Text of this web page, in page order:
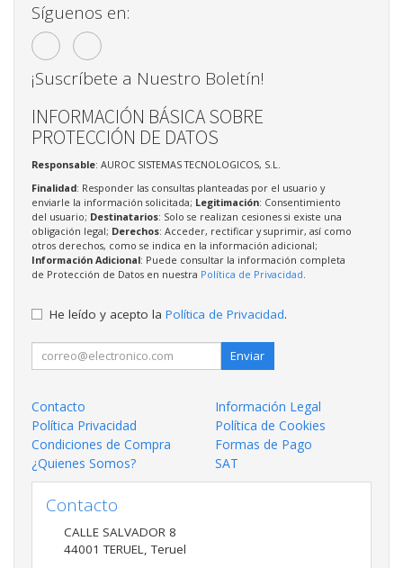
Síguenos en:
¡Suscríbete a Nuestro Boletín!
INFORMACIÓN BÁSICA SOBRE
PROTECCIÓN DE DATOS
Responsable: AUROC SISTEMAS TECNOLOGICOS, S.L.
Finalidad: Responder las consultas planteadas por el usuario y
enviarle la información solicitada; Legitimación: Consentimiento
del usuario; Destinatarios: Solo se realizan cesiones si existe una
obligación legal; Derechos: Acceder, rectificar y suprimir, así como
otros derechos, como se indica en la información adicional;
Información Adicional: Puede consultar la información completa
de Protección de Datos en nuestra Política de Privacidad.
He leído y acepto la Política de Privacidad.
Enviar
Contacto
Información Legal
Política Privacidad
Política de Cookies
Condiciones de Compra
Formas de Pago
¿Quienes Somos?
SAT
Contacto
CALLE SALVADOR 8
44001 TERUEL,Teruel